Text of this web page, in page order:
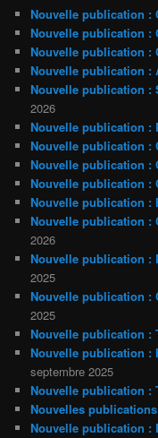
Nouvelle publication :
Nouvelle publication :
Nouvelle publication :
Nouvelle publication :
Nouvelle publication :
2026
Nouvelle publication :
Nouvelle publication :
Nouvelle publication :
Nouvelle publication :
Nouvelle publication :
Nouvelle publication :
2026
Nouvelle publication :
2025
Nouvelle publication :
2025
Nouvelle publication :
Nouvelle publication :
septembre 2025
Nouvelle publication :
Nouvelles
Nouvelle publication :